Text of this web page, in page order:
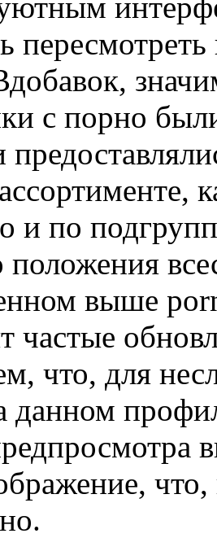
с порно
и по
положения
выше
частые
что, для
данном